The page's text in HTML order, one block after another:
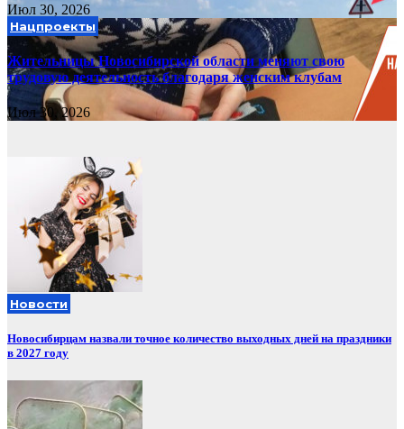
Июл 30, 2026
Нацпроекты
Жительницы Новосибирской области меняют свою
трудовую деятельность благодаря женским клубам
Июл 30, 2026
Новости
Новосибирцам назвали точное количество выходных дней на праздники
в 2027 году